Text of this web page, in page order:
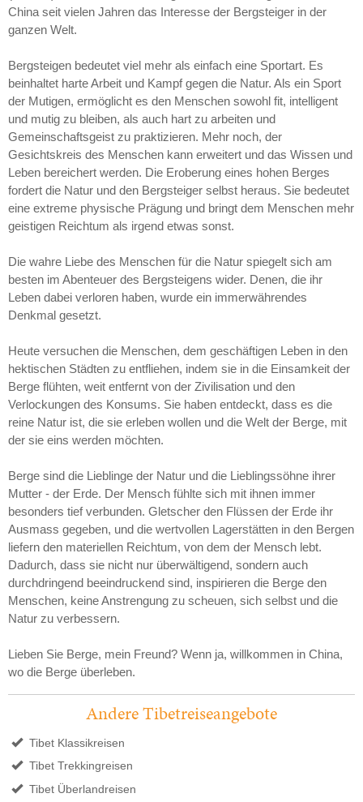
China seit vielen Jahren das Interesse der Bergsteiger in der
ganzen Welt.
Bergsteigen bedeutet viel mehr als einfach eine Sportart. Es
beinhaltet harte Arbeit und Kampf gegen die Natur. Als ein Sport
der Mutigen, ermöglicht es den Menschen sowohl fit, intelligent
und mutig zu bleiben, als auch hart zu arbeiten und
Gemeinschaftsgeist zu praktizieren. Mehr noch, der
Gesichtskreis des Menschen kann erweitert und das Wissen und
Leben bereichert werden. Die Eroberung eines hohen Berges
fordert die Natur und den Bergsteiger selbst heraus. Sie bedeutet
eine extreme physische Prägung und bringt dem Menschen mehr
geistigen Reichtum als irgend etwas sonst.
Die wahre Liebe des Menschen für die Natur spiegelt sich am
besten im Abenteuer des Bergsteigens wider. Denen, die ihr
Leben dabei verloren haben, wurde ein immerwährendes
Denkmal gesetzt.
Heute versuchen die Menschen, dem geschäftigen Leben in den
hektischen Städten zu entfliehen, indem sie in die Einsamkeit der
Berge flühten, weit entfernt von der Zivilisation und den
Verlockungen des Konsums. Sie haben entdeckt, dass es die
reine Natur ist, die sie erleben wollen und die Welt der Berge, mit
der sie eins werden möchten.
Berge sind die Lieblinge der Natur und die Lieblingssöhne ihrer
Mutter - der Erde. Der Mensch fühlte sich mit ihnen immer
besonders tief verbunden. Gletscher den Flüssen der Erde ihr
Ausmass gegeben, und die wertvollen Lagerstätten in den Bergen
liefern den materiellen Reichtum, von dem der Mensch lebt.
Dadurch, dass sie nicht nur überwältigend, sondern auch
durchdringend beeindruckend sind, inspirieren die Berge den
Menschen, keine Anstrengung zu scheuen, sich selbst und die
Natur zu verbessern.
Lieben Sie Berge, mein Freund? Wenn ja, willkommen in China,
wo die Berge überleben.
Andere Tibetreiseangebote
Tibet Klassikreisen
Tibet Trekkingreisen
Tibet Überlandreisen